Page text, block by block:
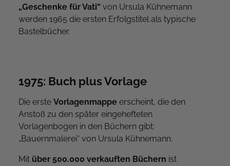
„Geschenke für Vati“ von Ursula Kühnemann
werden 1965 die ersten Erfolgstitel als typische
Bastelbücher.
1975: Buch plus Vorlage
Die erste Vorlagenmappe erscheint, die den
Anstoß zu den später eingehefteten
Vorlagenbogen in den Büchern gibt:
„Bauernmalerei“ von Ursula Kühnemann.
Mit über 500.000 verkauften Büchern ist